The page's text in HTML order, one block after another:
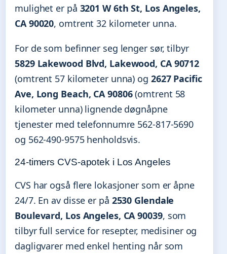
mulighet er på 3201 W 6th St, Los Angeles,
CA 90020, omtrent 32 kilometer unna.
For de som befinner seg lenger sør, tilbyr
5829 Lakewood Blvd, Lakewood, CA 90712
(omtrent 57 kilometer unna) og 2627 Pacific
Ave, Long Beach, CA 90806(omtrent 58
kilometer unna) lignende døgnåpne
tjenester med telefonnumre 562-817-5690
og 562-490-9575 henholdsvis.
24-timers CVS-apotek i Los Angeles
CVS har også flere lokasjoner som er åpne
24/7. En av disse er på 2530 Glendale
Boulevard, Los Angeles, CA 90039, som
tilbyr full service for resepter, medisiner og
dagligvarer med enkel henting når som